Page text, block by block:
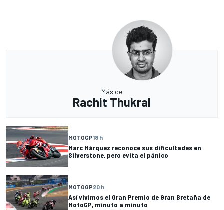
Más de
Rachit Thukral
MOTOGP18 h
Marc Márquez reconoce sus dificultades en
Silverstone, pero evita el pánico
MOTOGP20 h
Así vivimos el Gran Premio de Gran Bretaña de
MotoGP, minuto a minuto